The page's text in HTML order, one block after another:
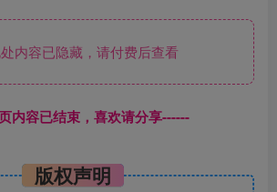
内容已隐藏，请付费后查看
内容已结束，喜欢请分享------
版权声明